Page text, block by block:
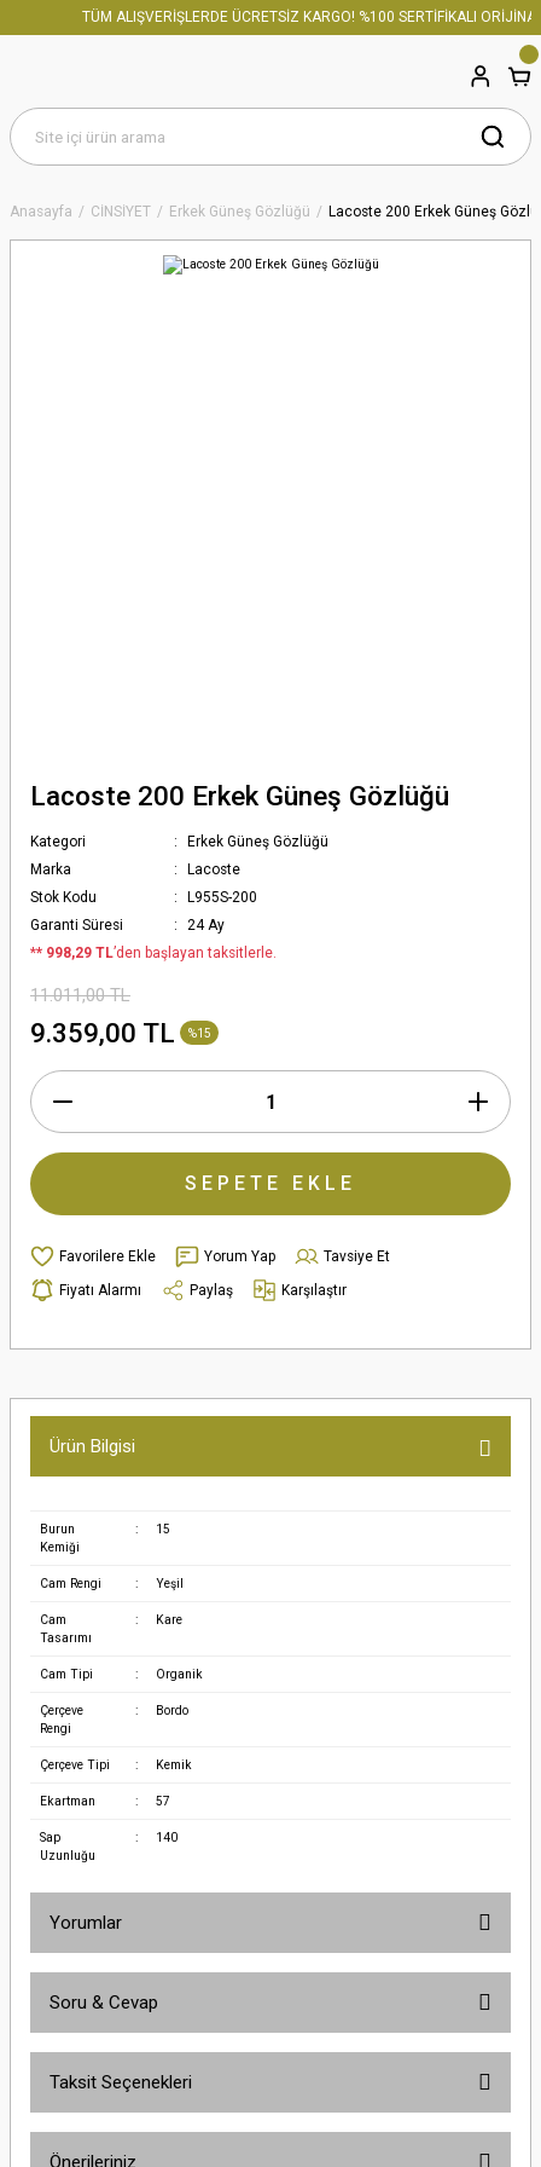
TÜM ALIŞVERİŞLERDE ÜCRETSİZ KARGO! %100 SERTİFİKALI ORİJİNAL
Anasayfa CİNSİYET Erkek Güneş Gözlüğü Lacoste 200 Erkek Güneş
Lacoste 200 Erkek Güneş Gözlüğü
Kategori
Erkek Güneş Gözlüğü
Marka
Lacoste
Stok Kodu
L955S-200
Garanti Süresi
24 Ay
** 998,29 TL’den başlayan taksitlerle.
11.011,00 TL
9.359,00 TL %15
SEPETE EKLE
Yorum Yap
Tavsiye Et
Fiyatı Alarmı
Paylaş Karşılaştır
Ürün Bilgisi
Burun
Kemiği
: 15
Cam Rengi : Yeşil
Cam
Tasarımı
: Kare
Cam Tipi : Organik
Çerçeve
Rengi
: Bordo
Çerçeve Tipi : Kemik
Ekartman : 57
Sap
Uzunluğu
: 140
Yorumlar
Soru & Cevap
Taksit Seçenekleri
Önerileriniz